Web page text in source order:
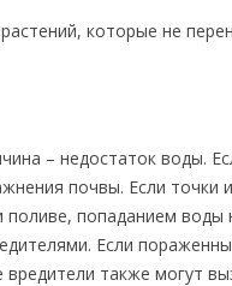
которые не
– недостаток воды.
почвы. Если точки
попаданием воды
Если
также могут